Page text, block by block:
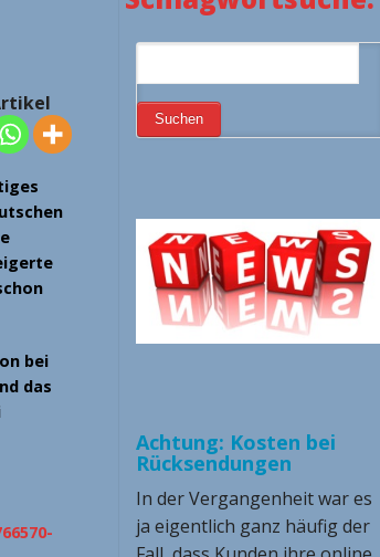
bei
das
Achtung: Kosten bei
Rücksendungen
In der Vergangenheit war es
ja eigentlich ganz häufig der